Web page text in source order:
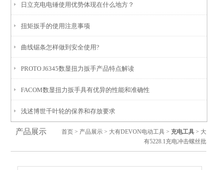
日立充电电锤使用优势体现在什么地方？
扭矩扳手的使用注意事项
曲线锯条怎样做到安全使用?
PROTO J6345数显扭力扳手产品特点解读
FACOM数显扭力扳手具有优异的性能和准确性
浅述博世千叶轮的保养和存放要求
产品展示 首页> 产品展示> 大有DEVON电动工具> 充电工具> 大
有5228.1充电冲击螺丝批